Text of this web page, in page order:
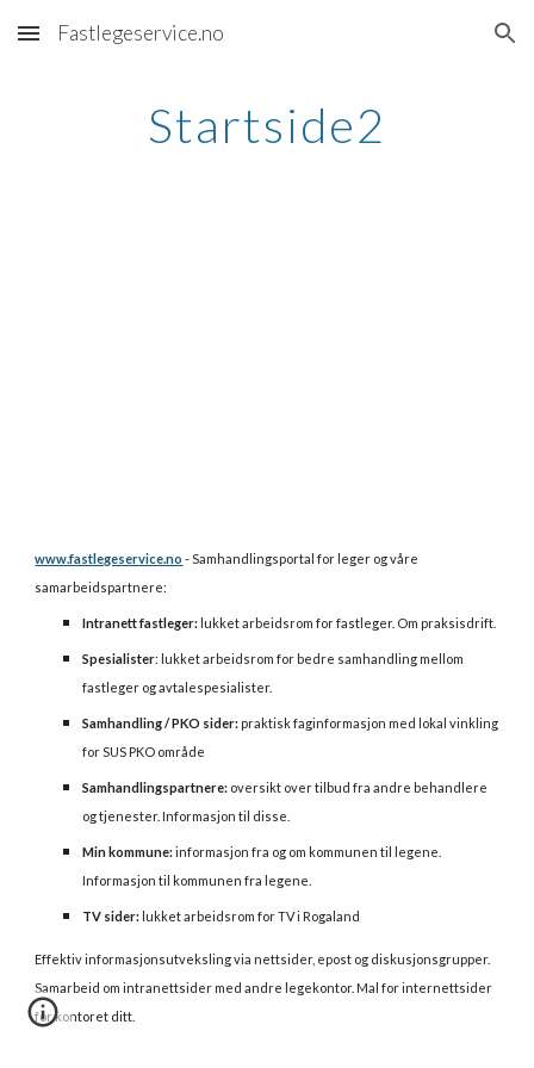
Skip to main content Skip to navigation
Fastlegeservice.no
Startside2
www.fastlegeservice.no - Samhandlingsportal for leger og våre
samarbeidspartnere:
Intranett fastleger: lukket arbeidsrom for fastleger. Om praksisdrift.
Spesialister: lukket arbeidsrom for bedre samhandling mellom
fastleger og avtalespesialister.
Samhandling / PKO sider: praktisk faginformasjon med lokal vinkling
for SUS PKO område
Samhandlingspartnere: oversikt over tilbud fra andre behandlere
og tjenester. Informasjon til disse.
Min kommune: informasjon fra og om kommunen til legene.
Informasjon til kommunen fra legene.
TV sider: lukket arbeidsrom for TV i Rogaland
Effektiv informasjonsutveksling via nettsider, epost og diskusjonsgrupper.
Samarbeid om intranettsider med andre legekontor. Mal for internettsider
for kontoret ditt.